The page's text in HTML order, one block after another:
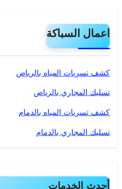
اعمال السباكة
كشف تسربات المياه بالرياض
تسليك المجاري بالرياض
كشف تسربات المياه بالدمام
تسليك المجاري بالدمام
أحدث الخدمات